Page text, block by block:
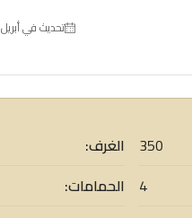
تحديث في أبريل 7, 2026 في 2:59 ص
350
4
الغرف:
الحمامات: